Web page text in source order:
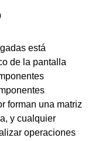
está
de la pantalla
forman una matriz
y cualquier
operaciones